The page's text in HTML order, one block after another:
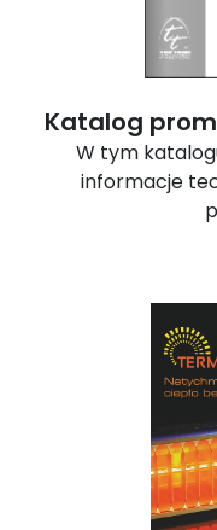
Katalog
W tym
informacje